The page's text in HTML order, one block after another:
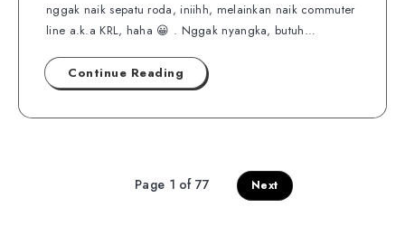
nggak naik sepatu roda, iniihh, melainkan naik commuter
line a.k.a KRL, haha 😀 . Nggak nyangka, butuh…
Continue Reading
Page 1 of 77 Next